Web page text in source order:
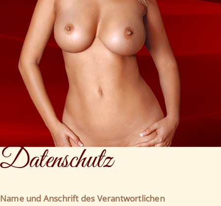
Datenschutz
Name und Anschrift des Verantwortlichen